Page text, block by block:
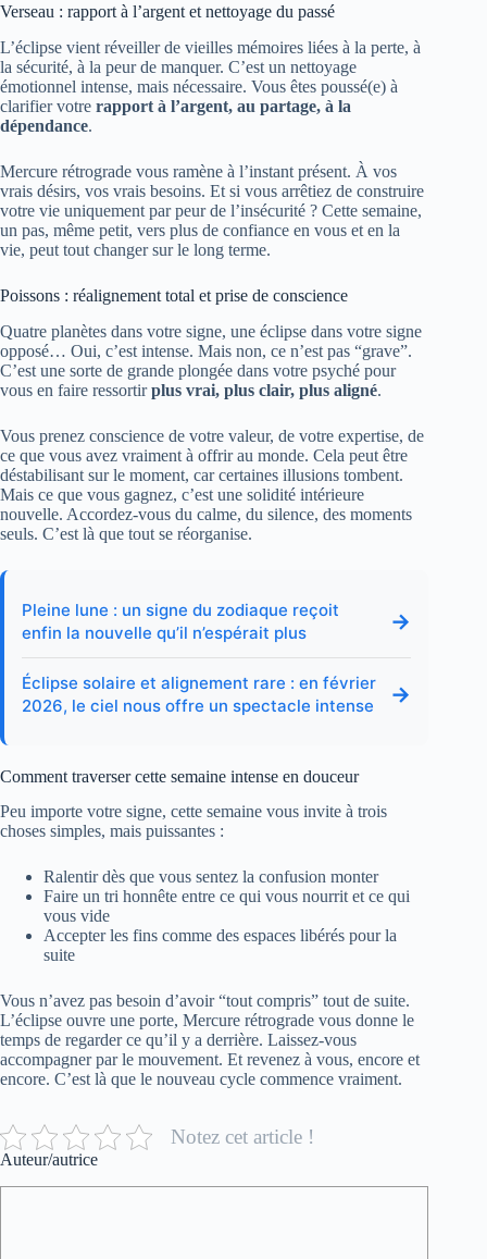
Verseau : rapport à l’argent et nettoyage du passé
L’éclipse vient réveiller de vieilles mémoires liées à la perte, à
la sécurité, à la peur de manquer. C’est un nettoyage
émotionnel intense, mais nécessaire. Vous êtes poussé(e) à
clarifier votre rapport à l’argent, au partage, à la
dépendance.
Mercure rétrograde vous ramène à l’instant présent. À vos
vrais désirs, vos vrais besoins. Et si vous arrêtiez de construire
votre vie uniquement par peur de l’insécurité ? Cette semaine,
un pas, même petit, vers plus de confiance en vous et en la
vie, peut tout changer sur le long terme.
Poissons : réalignement total et prise de conscience
Quatre planètes dans votre signe, une éclipse dans votre signe
opposé… Oui, c’est intense. Mais non, ce n’est pas “grave”.
C’est une sorte de grande plongée dans votre psyché pour
vous en faire ressortirplus vrai, plus clair, plus aligné.
Vous prenez conscience de votre valeur, de votre expertise, de
ce que vous avez vraiment à offrir au monde. Cela peut être
déstabilisant sur le moment, car certaines illusions tombent.
Mais ce que vous gagnez, c’est une solidité intérieure
nouvelle. Accordez-vous du calme, du silence, des moments
seuls. C’est là que tout se réorganise.
Pleine lune : un signe du zodiaque reçoit
enfin la nouvelle qu’il n’espérait plus
→
Éclipse solaire et alignement rare : en février
2026, le ciel nous offre un spectacle intense
→
Comment traverser cette semaine intense en douceur
Peu importe votre signe, cette semaine vous invite à trois
choses simples, mais puissantes :
Ralentir dès que vous sentez la confusion monter
Faire un tri honnête entre ce qui vous nourrit et ce qui
vous vide
Accepter les fins comme des espaces libérés pour la
suite
Vous n’avez pas besoin d’avoir “tout compris” tout de suite.
L’éclipse ouvre une porte, Mercure rétrograde vous donne le
temps de regarder ce qu’il y a derrière. Laissez-vous
accompagner par le mouvement. Et revenez à vous, encore et
encore. C’est là que le nouveau cycle commence vraiment.
Notez cet article !
Auteur/autrice